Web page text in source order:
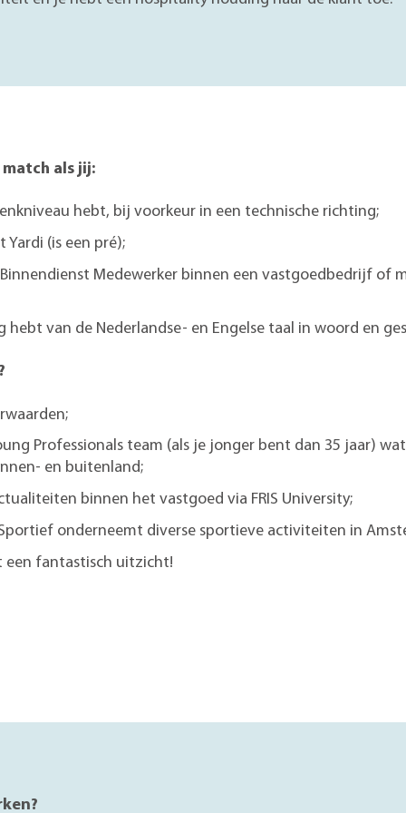
als jij:
hebt, bij voorkeur in een technische richting;
(is een pré);
Medewerker binnen een vastgoedbedrijf of
hebt van de Nederlandse- en Engelse taal in woord en
Professionals team (als je jonger bent dan 35 jaar)
en buitenland;
binnen het vastgoed via FRIS University;
onderneemt diverse sportieve activiteiten in
een fantastisch uitzicht!